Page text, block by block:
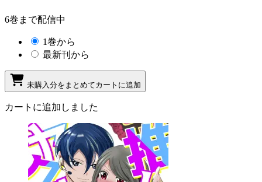
6巻まで配信中
1巻から
最新刊から
未購入分をまとめてカートに追加
カートに追加しました